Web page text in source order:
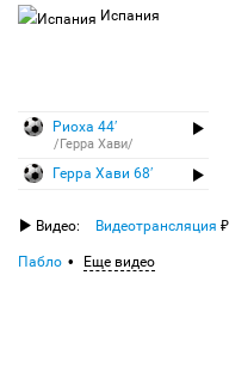
Испания
Риоха 44′
/Герра Хави/
Герра Хави 68′
Видео: Видеотрансляция
Пабло Еще видео